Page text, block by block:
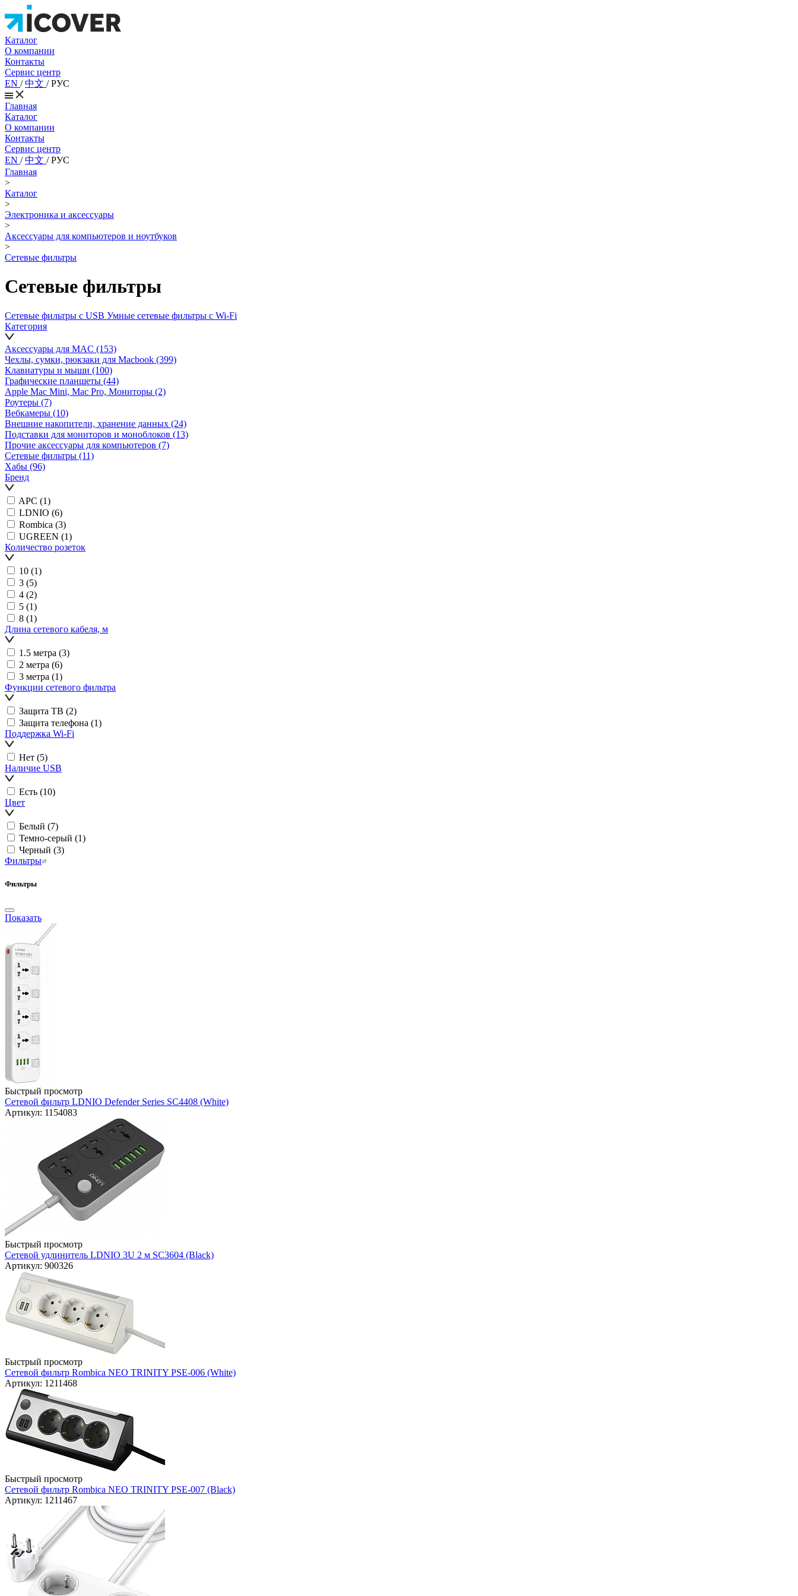
Каталог
О компании
Контакты
Сервис центр
EN /中文 /РУС
Главная
Каталог
О компании
Контакты
Сервис центр
EN /中文 /РУС
Главная
>
Каталог
>
Электроника и аксессуары
>
Аксессуары для компьютеров и ноутбуков
>
Сетевые фильтры
Сетевые фильтры
Сетевые фильтры с USB Умные сетевые фильтры с Wi-Fi
Категория
Аксессуары для MAC (153)
Чехлы, сумки, рюкзаки для Macbook (399)
Клавиатуры и мыши (100)
Графические планшеты (44)
Apple Mac Mini, Mac Pro, Мониторы (2)
Роутеры (7)
Вебкамеры (10)
Внешние накопители, хранение данных (24)
Подставки для мониторов и моноблоков (13)
Прочие аксессуары для компьютеров (7)
Сетевые фильтры (11)
Хабы (96)
Бренд
APC (1)
LDNIO (6)
Rombica (3)
UGREEN (1)
Количество розеток
10 (1)
3 (5)
4 (2)
5 (1)
8 (1)
Длина сетевого кабеля, м
1.5 метра (3)
2 метра (6)
3 метра (1)
Функции сетевого фильтра
Защита ТВ (2)
Защита телефона (1)
Поддержка Wi-Fi
Нет (5)
Наличие USB
Есть (10)
Цвет
Белый (7)
Темно-серый (1)
Черный (3)
Фильтры
Фильтры
Показать
Быстрый просмотр
Сетевой фильтр LDNIO Defender Series SC4408 (White)
Артикул: 1154083
Быстрый просмотр
Сетевой удлинитель LDNIO 3U 2 м SC3604 (Black)
Артикул: 900326
Быстрый просмотр
Сетевой фильтр Rombica NEO TRINITY PSE-006 (White)
Артикул: 1211468
Быстрый просмотр
Сетевой фильтр Rombica NEO TRINITY PSE-007 (Black)
Артикул: 1211467